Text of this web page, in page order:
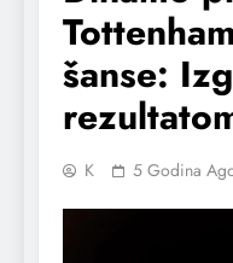
šanse:
K 5 Godina